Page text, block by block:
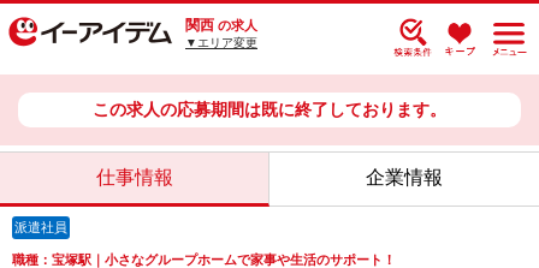
関西 の求人
▼エリア変更
この求人の応募期間は既に終了しております。
仕事情報 企業情報
派遣社員
職種：宝塚駅｜小さなグループホームで家事や生活のサポート！